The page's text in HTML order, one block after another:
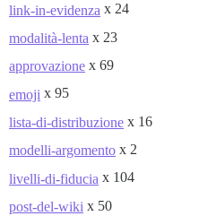
link-in-evidenza x 24
modalità-lenta x 23
approvazione x 69
emoji x 95
lista-di-distribuzione x 16
modelli-argomento x 2
livelli-di-fiducia x 104
post-del-wiki x 50